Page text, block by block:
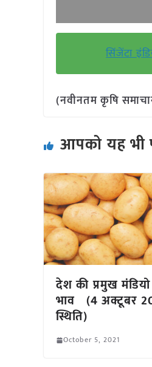
सिंजेंटा
(नवीनतम कृषि
आपको यह
देश की प्रमुख
भाव (4 अक्टूबर
स्थिति)
October 5, 2021